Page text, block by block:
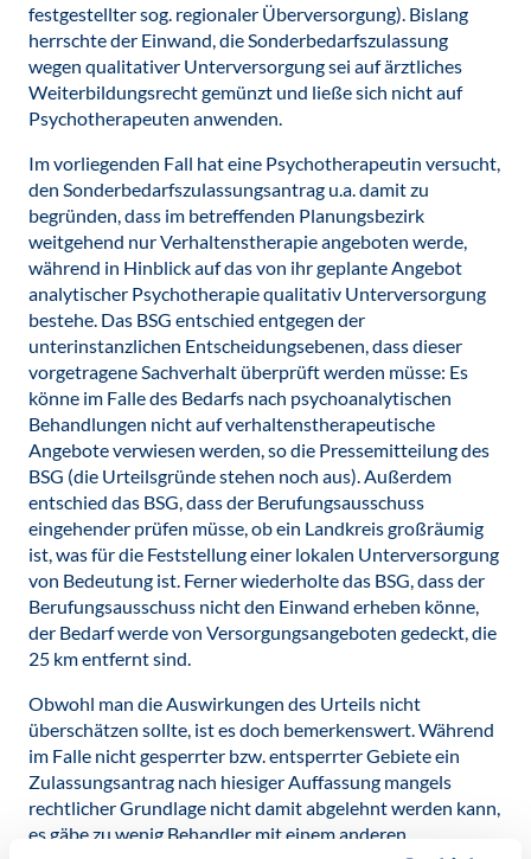
festgestellter sog. regionaler Überversorgung). Bislang
herrschte der Einwand, die Sonderbedarfszulassung
wegen qualitativer Unterversorgung sei auf ärztliches
Weiterbildungsrecht gemünzt und ließe sich nicht auf
Psychotherapeuten anwenden.
Im vorliegenden Fall hat eine Psychotherapeutin versucht,
den Sonderbedarfszulassungsantrag u.a. damit zu
begründen, dass im betreffenden Planungsbezirk
weitgehend nur Verhaltenstherapie angeboten werde,
während in Hinblick auf das von ihr geplante Angebot
analytischer Psychotherapie qualitativ Unterversorgung
bestehe. Das BSG entschied entgegen der
unterinstanzlichen Entscheidungsebenen, dass dieser
vorgetragene Sachverhalt überprüft werden müsse: Es
könne im Falle des Bedarfs nach psychoanalytischen
Behandlungen nicht auf verhaltenstherapeutische
Angebote verwiesen werden, so die Pressemitteilung des
BSG (die Urteilsgründe stehen noch aus). Außerdem
entschied das BSG, dass der Berufungsausschuss
eingehender prüfen müsse, ob ein Landkreis großräumig
ist, was für die Feststellung einer lokalen Unterversorgung
von Bedeutung ist. Ferner wiederholte das BSG, dass der
Berufungsausschuss nicht den Einwand erheben könne,
der Bedarf werde von Versorgungsangeboten gedeckt, die
25 km entfernt sind.
Obwohl man die Auswirkungen des Urteils nicht
überschätzen sollte, ist es doch bemerkenswert. Während
im Falle nicht gesperrter bzw. entsperrter Gebiete ein
Zulassungsantrag nach hiesiger Auffassung mangels
rechtlicher Grundlage nicht damit abgelehnt werden kann,
es gäbe zu wenig Behandler mit einem anderen